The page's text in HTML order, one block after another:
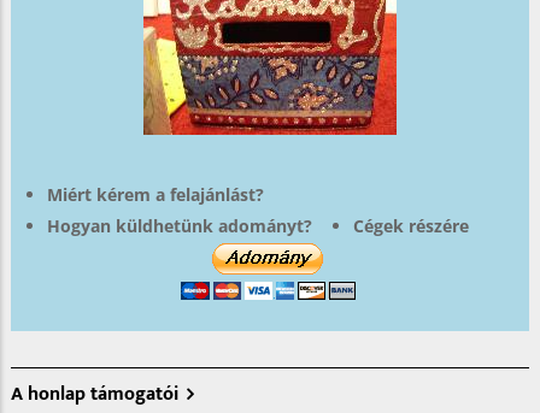
Miért kérem a felajánlást?
Hogyan küldhetünk adományt?
Cégek részére
A honlap támogatói